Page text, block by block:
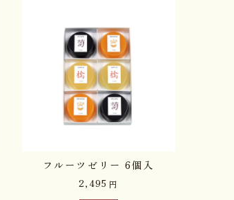
フルーツゼリー 6個入
2,495 円